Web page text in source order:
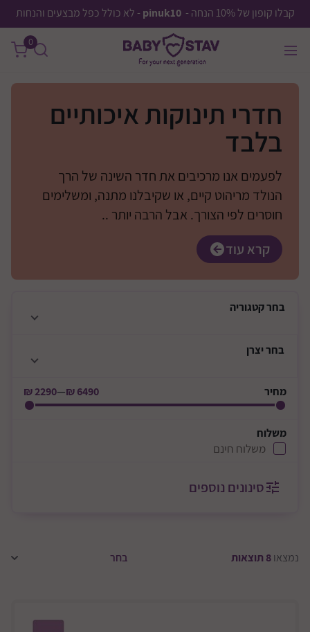
קבלו קופון של 10% הנחה - pinuk10 - לא כולל כפל מבצעים והנחות
0
חדרי תינוקות איכותיים
בלבד
לפעמים אנו מרכיבים את חדר השינה של הרך
הנולד מריהוט קיים, או שקיבלנו מתנה, ומשלימים
חוסרים לפי הצורך. אבל הרבה יותר ..
קרא עוד
בחרקטגוריה
בחריצרן
מחיר 6490 ₪
—
2290 ₪
משלוח
משלוח חינם
סינונים נוספים
נמצאו8 תוצאות